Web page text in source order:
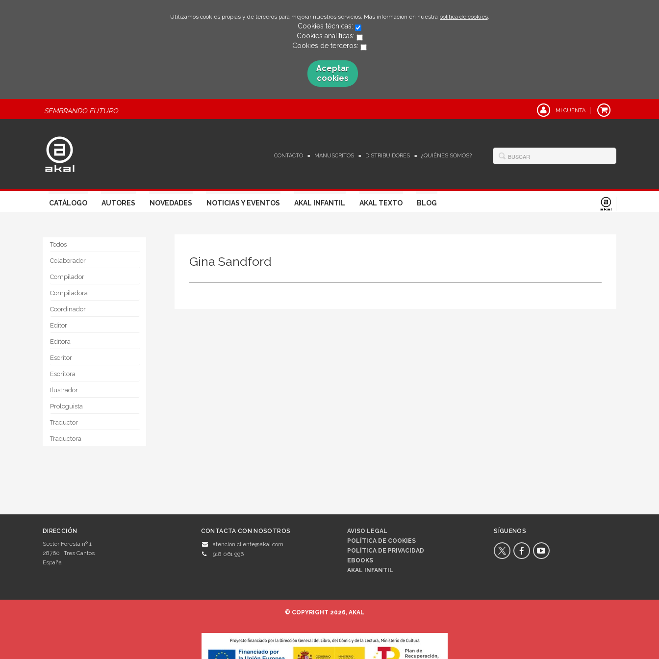
Utilizamos cookies propias y de terceros para mejorar nuestros servicios. Más información en nuestra política de cookies.
Cookies técnicas:
Cookies analíticas:
Cookies de terceros:
Aceptar
cookies
SEMBRANDO FUTURO MI CUENTA
CONTACTO MANUSCRITOS DISTRIBUIDORES ¿QUIÉNES SOMOS?
CATÁLOGO AUTORES NOVEDADES NOTICIAS Y EVENTOS AKAL INFANTIL AKAL TEXTO BLOG
Todos
Colaborador
Compilador
Compiladora
Coordinador
Editor
Editora
Escritor
Escritora
Ilustrador
Prologuista
Traductor
Traductora
Gina Sandford
DIRECCIÓN
Sector Foresta nº 1
28760
Tres Cantos
España
CONTACTA CON NOSOTROS
atencion.cliente@akal.com
918 061 996
AVISO LEGAL
POLÍTICA DE COOKIES
POLÍTICA DE PRIVACIDAD
EBOOKS
AKAL INFANTIL
SÍGUENOS
© COPYRIGHT 2026, AKAL